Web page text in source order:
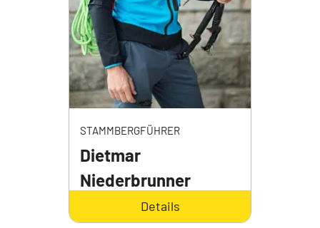
STAMMBERGFÜHRER
Dietmar
Niederbrunner
Details